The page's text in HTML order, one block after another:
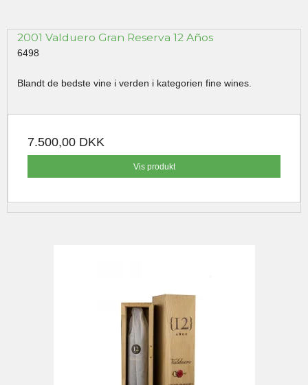
2001 Valduero Gran Reserva 12 Años
6498
Blandt de bedste vine i verden i kategorien fine wines.
7.500,00 DKK
Vis produkt